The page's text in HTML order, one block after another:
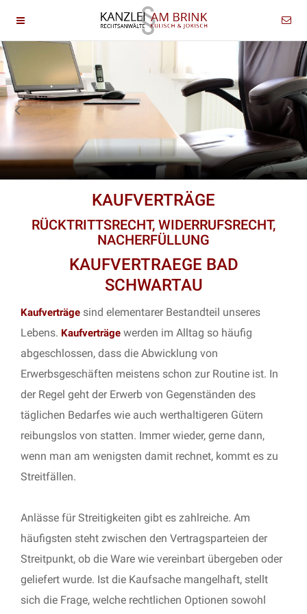
KAUFVERTRÄGE
RÜCKTRITTSRECHT, WIDERRUFSRECHT,
NACHERFÜLLUNG
KAUFVERTRAEGE BAD
SCHWARTAU
Kaufverträge sind elementarer Bestandteil unseres
Lebens. Kaufverträge werden im Alltag so häufig
abgeschlossen, dass die Abwicklung von
Erwerbsgeschäften meistens schon zur Routine ist. In
der Regel geht der Erwerb von Gegenständen des
täglichen Bedarfes wie auch werthaltigeren Gütern
reibungslos von statten. Immer wieder, gerne dann,
wenn man am wenigsten damit rechnet, kommt es zu
Streitfällen.
Anlässe für Streitigkeiten gibt es zahlreiche. Am
häufigsten steht zwischen den Vertragsparteien der
Streitpunkt, ob die Ware wie vereinbart übergeben oder
geliefert wurde. Ist die Kaufsache mangelhaft, stellt
sich die Frage, welche rechtlichen Optionen sowohl